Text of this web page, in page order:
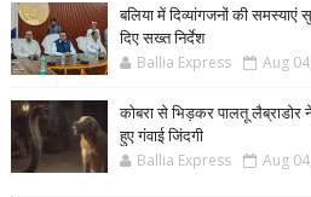
बलिया में दिव्यांगजनों की समस्याएं
दिए सख्त निर्देश
Ballia Express Aug
कोबरा से भिड़कर पालतू लैब्राडोर ने
हुए गंवाई जिंदगी
Ballia Express Aug